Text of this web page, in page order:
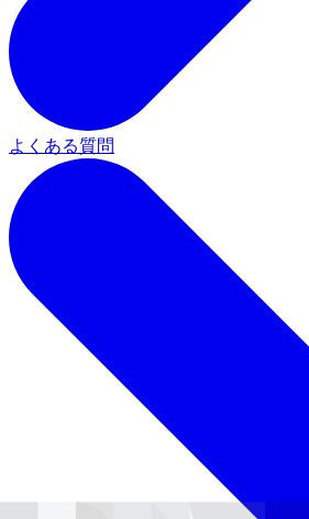
よくある質問